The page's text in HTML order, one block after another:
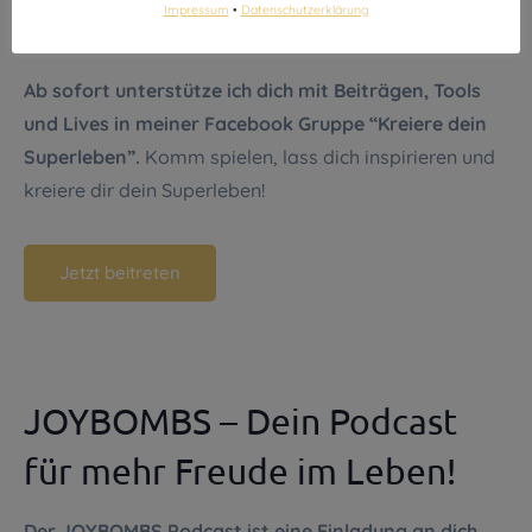
Kreiere dein Superleben
Ab sofort unterstütze ich dich mit Beiträgen, Tools
und Lives in meiner Facebook Gruppe “Kreiere dein
Superleben”. Komm spielen, lass dich inspirieren und
kreiere dir dein Superleben!
Jetzt beitreten
JOYBOMBS – Dein Podcast
für mehr Freude im Leben!
Impressum • Datenschutzerklärung